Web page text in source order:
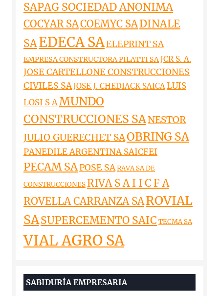
SAPAG SOCIEDAD ANONIMA
COCYAR SACOEMYC SADINALE
SAEDECA SAELEPRINT SA
EMPRESA CONSTRUCTORA PILATTI SAJCR S. A.
JOSE CARTELLONE CONSTRUCCIONES
CIVILES SAJOSE J. CHEDIACK SAICALUIS
LOSI S AMUNDO
CONSTRUCCIONES SANESTOR
JULIO GUERECHET SAOBRING SA
PANEDILE ARGENTINA SAICFEI
PECAM SAPOSE SARAVA SA DE
CONSTRUCCIONES RIVA S A I I C F A
ROVELLA CARRANZA SAROVIAL
SASUPERCEMENTO SAIC TECMA SA
VIAL AGRO SA
SABIDURÍA EMPRESARIA